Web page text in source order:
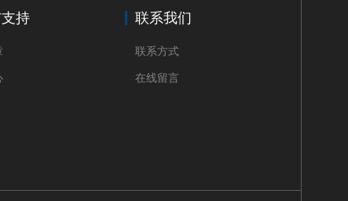
持 联系我们
联系方式
在线留言